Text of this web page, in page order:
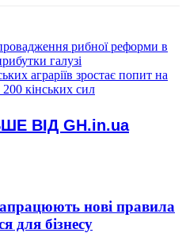
рибної реформи в
галузі
аграріїв зростає попит на
кінських сил
ВІД GH.in.ua
нові правила
для бізнесу